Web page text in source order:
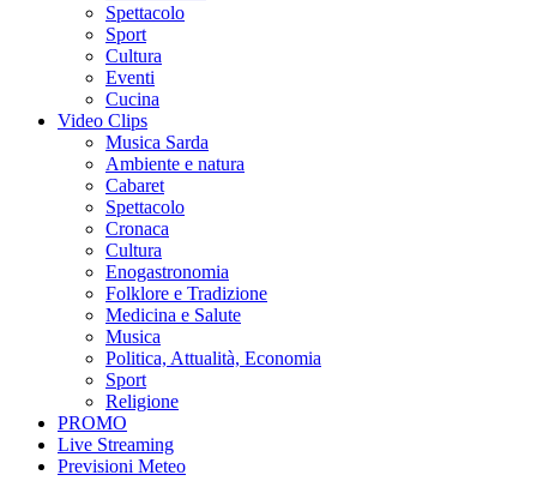
Spettacolo
Sport
Cultura
Eventi
Cucina
Video Clips
Musica Sarda
Ambiente e natura
Cabaret
Spettacolo
Cronaca
Cultura
Enogastronomia
Folklore e Tradizione
Medicina e Salute
Musica
Politica, Attualità, Economia
Sport
Religione
PROMO
Live Streaming
Previsioni Meteo